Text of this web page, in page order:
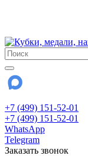
+7 (499) 151-52-01
+7 (499) 151-52-01
WhatsApp
Telegram
Заказать звонок